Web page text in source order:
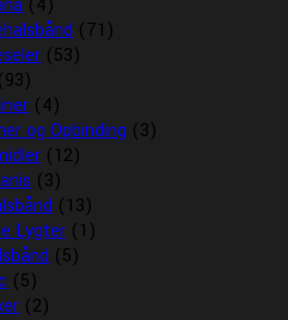
(4)
(71)
(53)
(93)
(4)
og Opbinding (3)
(12)
(3)
(13)
Lygter (1)
(5)
(5)
(2)